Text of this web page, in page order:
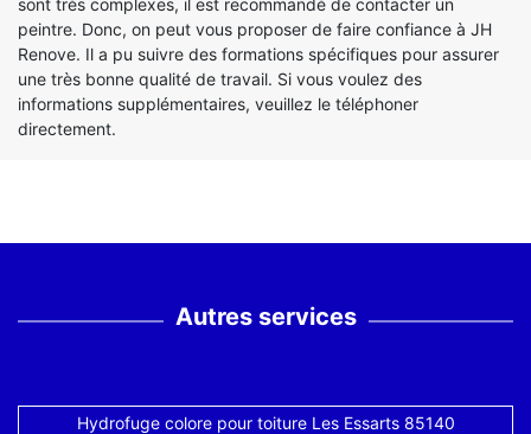
sont très complexes, il est recommandé de contacter un
peintre. Donc, on peut vous proposer de faire confiance à JH
Renove. Il a pu suivre des formations spécifiques pour assurer
une très bonne qualité de travail. Si vous voulez des
informations supplémentaires, veuillez le téléphoner
directement.
Autres services
Hydrofuge colore pour toiture Les Essarts 85140